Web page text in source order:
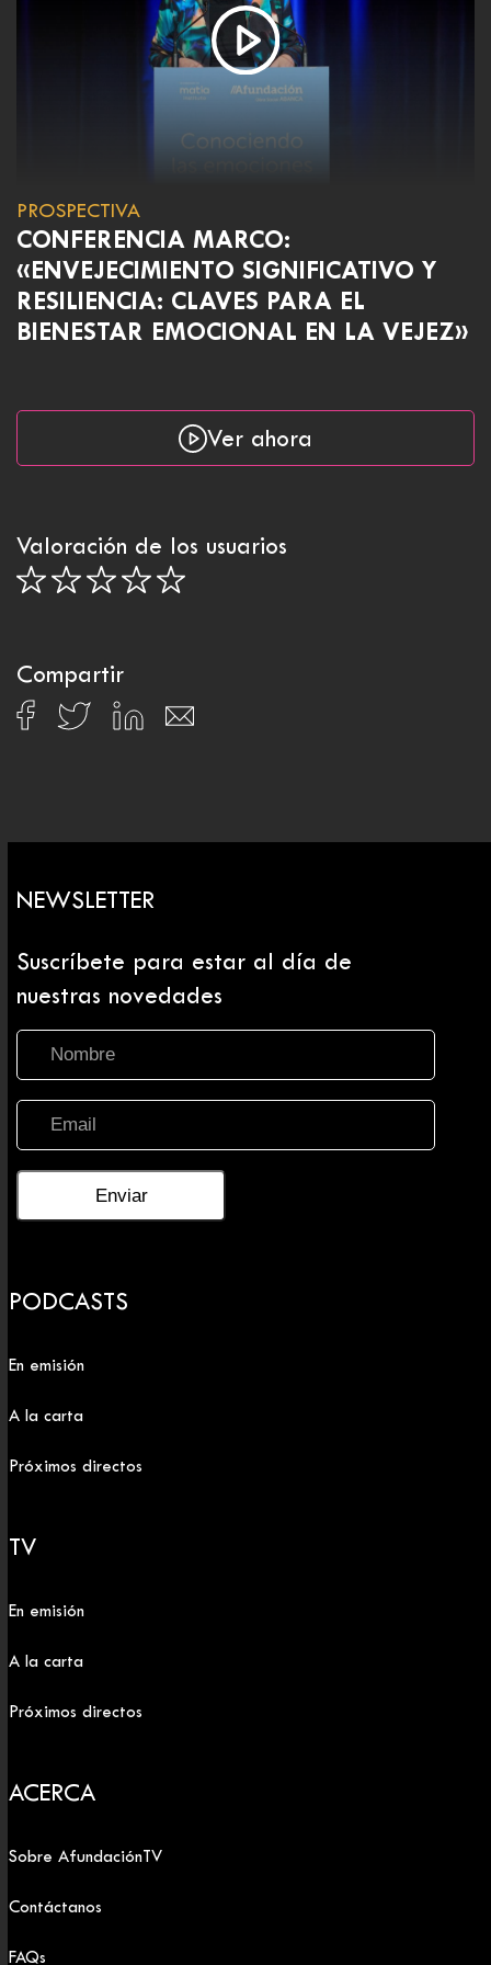
PROSPECTIVA
CONFERENCIA MARCO:
«ENVEJECIMIENTO SIGNIFICATIVO Y
RESILIENCIA: CLAVES PARA EL
BIENESTAR EMOCIONAL EN LA VEJEZ»
Ver ahora
Valoración de los usuarios
Compartir
NEWSLETTER
Suscríbete para estar al día de
nuestras novedades
PODCASTS
En emisión
A la carta
Próximos directos
TV
En emisión
A la carta
Próximos directos
ACERCA
Sobre AfundaciónTV
Contáctanos
FAQs